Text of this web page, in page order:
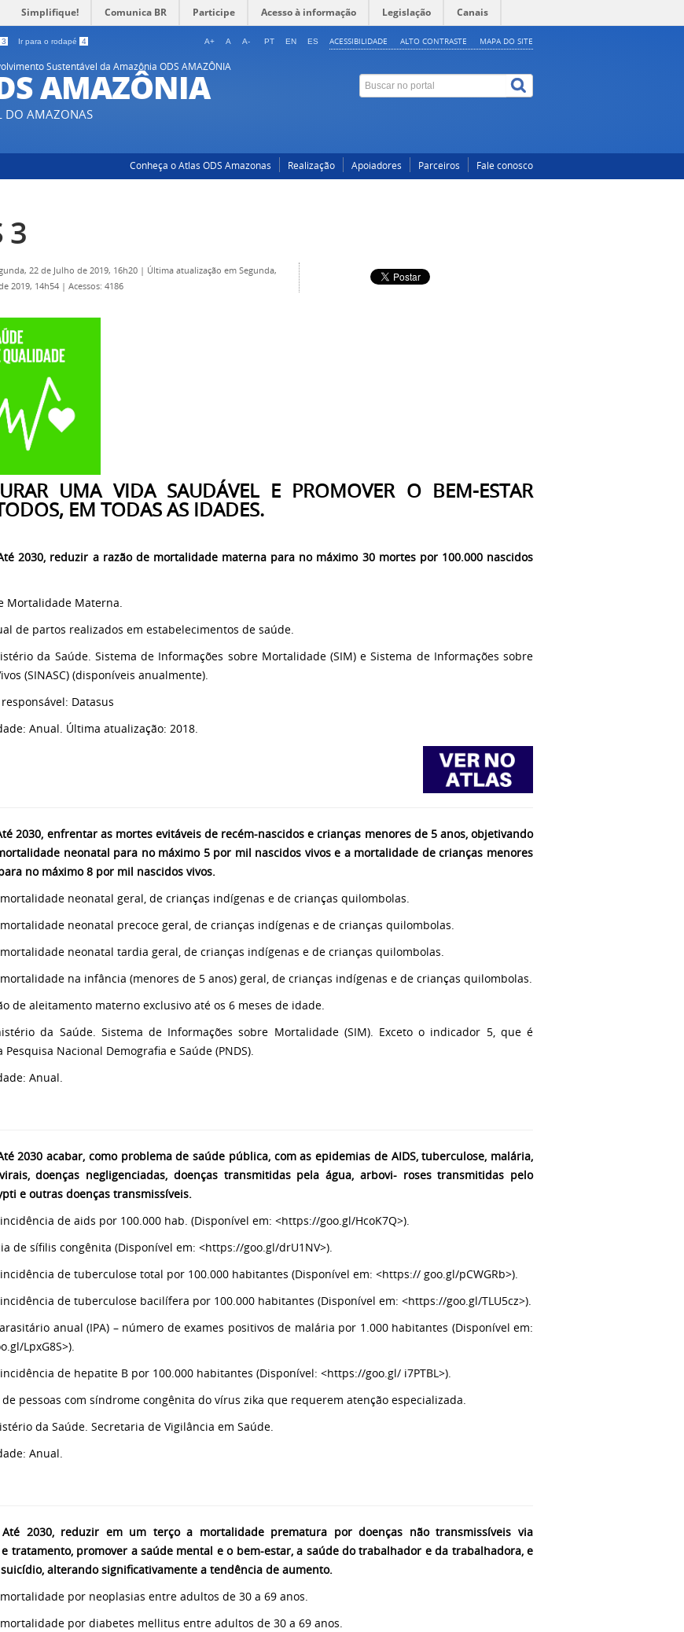
Simplifique! Comunica BR Participe Acesso à informação Legislação Canais
3 Ir para o rodapé 4 ACESSIBILIDADE ALTO CONTRASTE MAPA DO SITE
A+ A A- PT EN ES
Sustentável da Amazônia ODS AMAZÔNIA
AMAZÔNIA
DO AMAZONAS
Conheça o Atlas ODS Amazonas Realização Apoiadores Parceiros Fale conosco
3
22 de Julho de 2019, 16h20 | Última atualização em Segunda,
2019, 14h54 | Acessos: 4186
UMA VIDA SAUDÁVEL E PROMOVER O BEM-ESTAR
EM TODAS AS IDADES.
2030, reduzir a razão de mortalidade materna para no máximo 30 mortes por 100.000 nascidos
Mortalidade Materna.
de partos realizados em estabelecimentos de saúde.
da Saúde. Sistema de Informações sobre Mortalidade (SIM) e Sistema de Informações sobre
(SINASC) (disponíveis anualmente).
Datasus
Anual. Última atualização: 2018.
2030, enfrentar as mortes evitáveis de recém-nascidos e crianças menores de 5 anos, objetivando
neonatal para no máximo 5 por mil nascidos vivos e a mortalidade de crianças menores
no máximo 8 por mil nascidos vivos.
neonatal geral, de crianças indígenas e de crianças quilombolas.
neonatal precoce geral, de crianças indígenas e de crianças quilombolas.
neonatal tardia geral, de crianças indígenas e de crianças quilombolas.
na infância (menores de 5 anos) geral, de crianças indígenas e de crianças quilombolas.
de aleitamento materno exclusivo até os 6 meses de idade.
da Saúde. Sistema de Informações sobre Mortalidade (SIM). Exceto o indicador 5, que é
Nacional Demografia e Saúde (PNDS).
Anual.
2030 acabar, como problema de saúde pública, com as epidemias de AIDS, tuberculose, malária,
doenças negligenciadas, doenças transmitidas pela água, arbovi- roses transmitidas pelo
e outras doenças transmissíveis.
de aids por 100.000 hab. (Disponível em: <https://goo.gl/HcoK7Q>).
de sífilis congênita (Disponível em: <https://goo.gl/drU1NV>).
de tuberculose total por 100.000 habitantes (Disponível em: <https:// goo.gl/pCWGRb>).
de tuberculose bacilífera por 100.000 habitantes (Disponível em: <https://goo.gl/TLU5cz>).
anual (IPA) – número de exames positivos de malária por 1.000 habitantes (Disponível em:
LpxG8S>).
de hepatite B por 100.000 habitantes (Disponível: <https://goo.gl/ i7PTBL>).
pessoas com síndrome congênita do vírus zika que requerem atenção especializada.
da Saúde. Secretaria de Vigilância em Saúde.
Anual.
Até 2030, reduzir em um terço a mortalidade prematura por doenças não transmissíveis via
tratamento, promover a saúde mental e o bem-estar, a saúde do trabalhador e da trabalhadora, e
alterando significativamente a tendência de aumento.
por neoplasias entre adultos de 30 a 69 anos.
por diabetes mellitus entre adultos de 30 a 69 anos.